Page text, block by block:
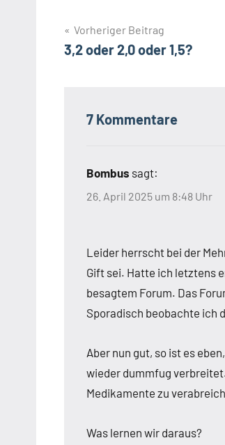
Beitrags-
Navigation
Vorheriger Beitrag
3,2 oder 2,0 oder 1,5?
7 Kommentare
Bombus sagt:
26. April 2025 um 8:48 Uhr
Leider herrscht bei der
Gift sei. Hatte ich letztens
besagtem Forum. Das
Sporadisch beobachte ich
Aber nun gut, so ist es
wieder dummfug
Medikamente zu
Was lernen wir daraus?